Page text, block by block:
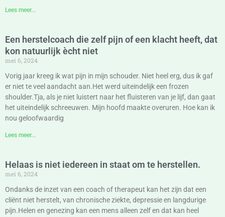
Lees meer...
Een herstelcoach die zelf pijn of een klacht heeft, dat
kon natuurlijk ècht niet
mei 6, 2024
Vorig jaar kreeg ik wat pijn in mijn schouder. Niet heel erg, dus ik gaf
er niet te veel aandacht aan.Het werd uiteindelijk een frozen
shoulder.Tja, als je niet luistert naar het fluisteren van je lijf, dan gaat
het uiteindelijk schreeuwen. Mijn hoofd maakte overuren. Hoe kan ik
nou geloofwaardig
Lees meer...
Helaas is niet iedereen in staat om te herstellen.
mei 6, 2024
Ondanks de inzet van een coach of therapeut kan het zijn dat een
cliënt niet herstelt, van chronische ziekte, depressie en langdurige
pijn.Helen en genezing kan een mens alleen zelf en dat kan heel